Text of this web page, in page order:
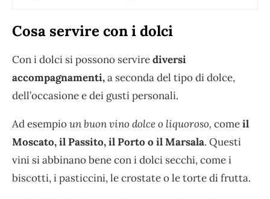
Cosa servire con i dolci
Con i dolci si possono servirediversi
accompagnamenti,a seconda del tipo di dolce,
dell’occasione e dei gusti personali.
Ad esempioun buon vino dolce o liquoroso, comeil
Moscato, il Passito, il Porto o il Marsala. Questi
vini si abbinano bene con i dolci secchi, come i
biscotti, i pasticcini, le crostate o le torte di frutta.